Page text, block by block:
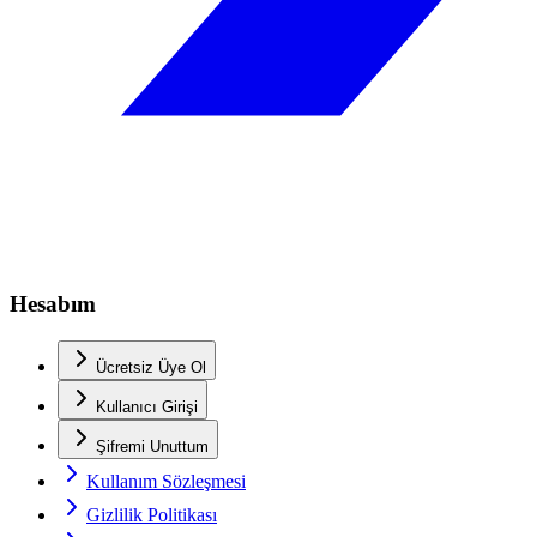
Hesabım
Ücretsiz Üye Ol
Kullanıcı Girişi
Şifremi Unuttum
Kullanım Sözleşmesi
Gizlilik Politikası